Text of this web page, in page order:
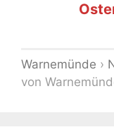
Warnemünde ›
von